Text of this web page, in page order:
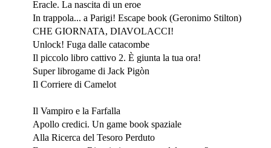
Eracle. La nascita di un eroe
In trappola... a Parigi! Escape book (Geronimo Stilton)
CHE GIORNATA, DIAVOLACCI!
Unlock! Fuga dalle catacombe
Il piccolo libro cattivo 2. È giunta la tua ora!
Super librogame di Jack Pigòn
Il Corriere di Camelot
Il Vampiro e la Farfalla
Apollo credici. Un game book spaziale
Alla Ricerca del Tesoro Perduto